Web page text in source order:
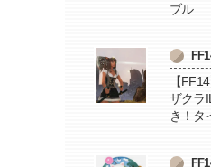
ブル
【
ザクラ
き！タ